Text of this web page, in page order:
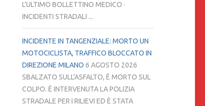
VERREMOL'ULTIMO BOLLETTINO MEDICO ·
INCIDENTI STRADALI ...
INCIDENTE IN TANGENZIALE: MORTO UN
MOTOCICLISTA, TRAFFICO BLOCCATO IN
DIREZIONE MILANO 6 AGOSTO 2026
SBALZATO SULL'ASFALTO, È MORTO SUL
COLPO. È INTERVENUTA LA POLIZIA
STRADALE PER I RILIEVI ED È STATA